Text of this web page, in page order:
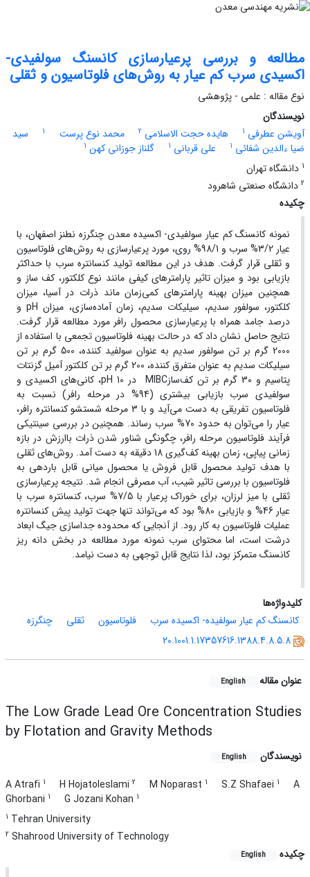
مطالعه و بررسی پرعیارسازی کانسنگ سولفیدی-
اکسیدی سرب کم عیار به روش‌های فلوتاسیون و ثقلی
نوع مقاله : علمی - پژوهشی
نویسندگان
آویشن عطرفی 1 هایده حجت الاسلامی 2 محمد نوع پرست 1
سید
ضیا ءالدین شفائی 1 علی قربانی 1 گلناز جوزانی کهن 1
1 دانشگاه تهران
2 دانشگاه صنعتی شاهرود
چکیده
نمونه کانسنگ کم عیار سولفیدی- اکسیده معدن چنگرزه نطنز اصفهان، با
عیار 3/2% سرب و 98/1% روی، مورد پرعیارسازی به روش‌های فلوتاسیون
و ثقلی قرار گرفت. هدف در این مطالعه تولید کنسانتره سرب با حداکثر
بازیابی بود و میزان تاثیر پارامترهای کیفی مانند نوع کلکتور، کف ساز و
همچنین میزان بهینه پارامترهای کمی‌زمان ماند ذرات در آسیا، میزان
کلکتور، سولفور سدیم، سیلیکات سدیم، زمان آماده‌سازی، میزان pH و
درصد جامد همراه با پرعیارسازی محصول رافر مورد مطالعه قرار گرفت.
نتایج حاصل نشان داد که در حالت بهینه فلوتاسیون تجمعی با استفاده از
2000 گرم بر تن سولفور سدیم به عنوان سولفید کننده، 500 گرم بر تن
سیلیکات سدیم به عنوان متفرق کننده، 200 گرم بر تن کلکتور آمیل گزنتات
پتاسیم و 30 گرم بر تن کف‌سازMIBC در pH 10، کانی‌های اکسیدی و
سولفیدی سرب بازیابی بیشتری (94% در مرحله رافر) نسبت به
فلوتاسیون تفریقی به دست می‌آید و با 3 مرحله شستشو کنسانتره رافر،
عیار را می‌توان به حدود 70% سرب رساند. همچنین در بررسی سینتیکی
فرآیند فلوتاسیون مرحله رافر، چگونگی شناور شدن ذرات باارزش در بازه
زمانی پیاپی، زمان بهینه کف‌گیری 18 دقیقه به دست آمد. روش‌های ثقلی
با هدف تولید محصول قابل فروش یا محصول میانی قابل باردهی به
فلوتاسیون با بررسی تاثیر شیب، آب مصرفی انجام شد. نتیجه پرعیارسازی
ثقلی با میز لرزان، برای خوراک پرعیار با 7/5% سرب، کنسانتره سرب با
عیار 46% و بازیابی 80% بود که می‌تواند تنها جهت تولید پیش کنسانتره
عملیات فلوتاسیون به کار رود. از آنجایی که محدوده جداسازی جیگ ابعاد
درشت است، اما محتوای سرب نمونه مورد مطالعه در بخش دانه ریز
کانسنگ متمرکز بود، لذا نتایج قابل توجهی به دست نیامد.
کلیدواژه‌ها
کانسنگ کم عیار سولفیده- اکسیده سرب
فلوتاسیون ثقلی
چنگرزه
20.1001.1.17357616.1388.4.8.5.8
عنوان مقاله English
The Low Grade Lead Ore Concentration Studies
by Flotation and Gravity Methods
نویسندگان English
A Atrafi 1 H Hojatoleslami 2 M Noparast 1 S.Z Shafaei 1
A
Ghorbani 1 G Jozani Kohan 1
1 Tehran University
2 Shahrood University of Technology
چکیده
English